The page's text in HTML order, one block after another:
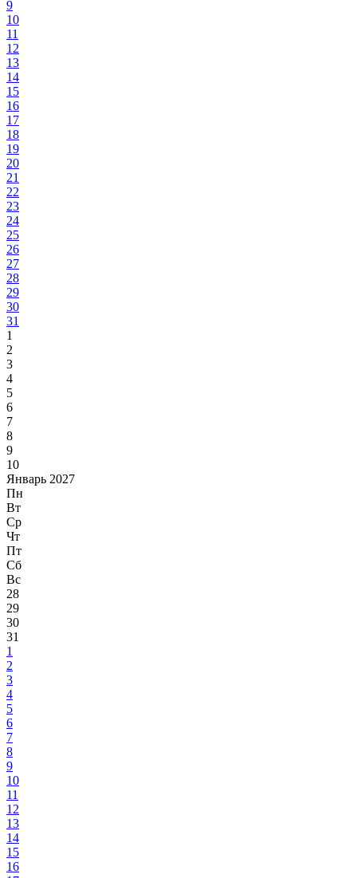
9
10
11
12
13
14
15
16
17
18
19
20
21
22
23
24
25
26
27
28
29
30
31
1
2
3
4
5
6
7
8
9
10
Январь 2027
Пн
Вт
Ср
Чт
Пт
Сб
Вс
28
29
30
31
1
2
3
4
5
6
7
8
9
10
11
12
13
14
15
16